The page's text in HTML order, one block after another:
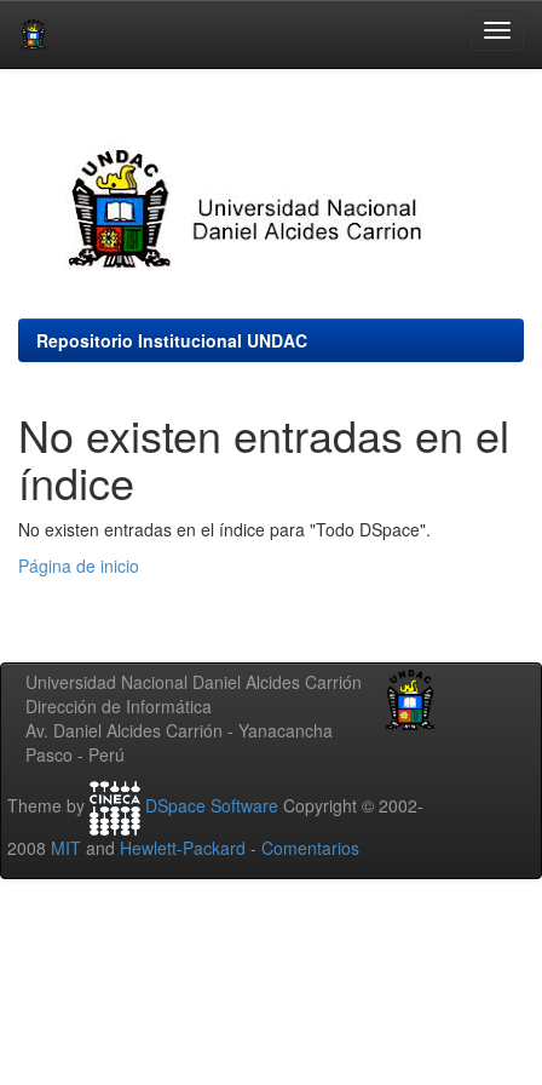
Repositorio Institucional UNDAC
No existen entradas en el
índice
No existen entradas en el índice para "Todo DSpace".
Página de inicio
Universidad Nacional Daniel Alcides Carrión
Dirección de Informática
Av. Daniel Alcides Carrión - Yanacancha
Pasco - Perú
Theme by DSpace Software Copyright © 2002-
2008 MIT and Hewlett-Packard - Comentarios